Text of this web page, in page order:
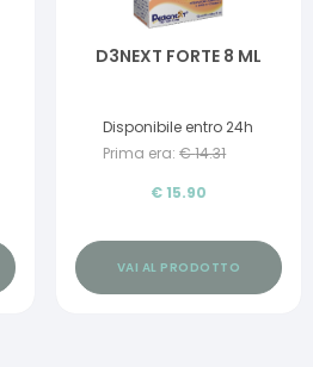
D3NEXT FORTE 8 ML
Disponibile entro 24h
Prima era: €14.31
€ 15.90
VAI AL PRODOTTO